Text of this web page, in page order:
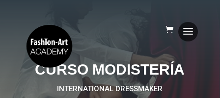
CURSO MODISTERÍA
INTERNATIONAL DRESSMAKER